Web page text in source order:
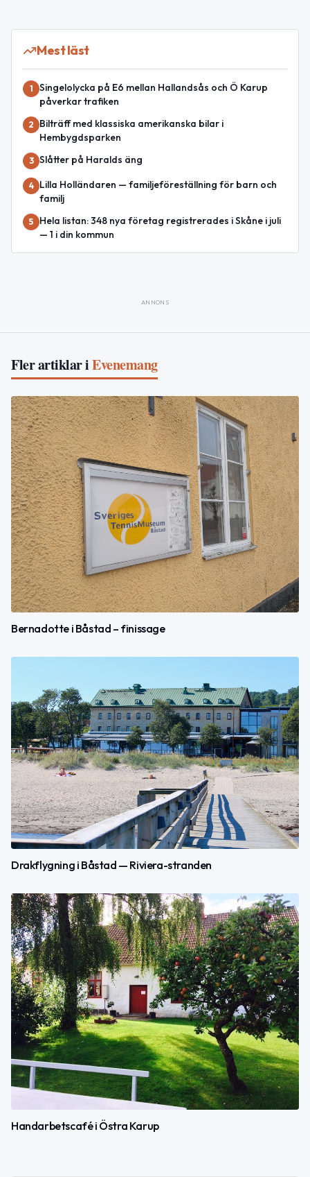
Mest läst
1
Singelolycka på E6 mellan Hallandsås och Ö Karup
påverkar trafiken
2
Bilträff med klassiska amerikanska bilar i
Hembygdsparken
3 Slåtter på Haralds äng
4
Lilla Holländaren — familjeföreställning för barn och
familj
5
Hela listan: 348 nya företag registrerades i Skåne i juli
— 1 i din kommun
ANNONS
Fler artiklar iEvenemang
Bernadotte i Båstad – finissage
Drakflygning i Båstad — Riviera-stranden
Handarbetscafé i Östra Karup